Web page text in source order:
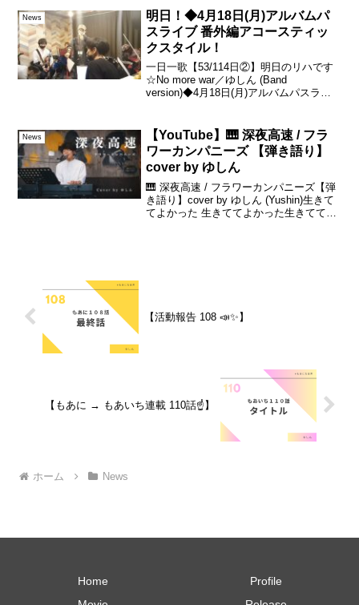
す。本気でロングスリーパーなんだと思
います。続きは▼ーーsh...
News
明日！◆4月18日(月)アルバムパ
スライブ 番外編アコースティッ
クスタイル！
一日一歌【53/114日②】明日のリハです
☆No more war／ゆしん (Band
version)◆4月18日(月)アルバムパスライ
18:30START：1...
News
【YouTube】🎹 深夜高速 / フラ
ワーカンパニーズ 【弾き語り】
cover by ゆしん
🎹 深夜高速 / フラワーカンパニーズ【弾
き語り】cover by ゆしん (Yushin)生きて
てよかった 生きててよかった生きててよ
【活動報告 108 📣✨】
【もあに → もあいち連載 110話☝️】
ホーム News
Home
Profile